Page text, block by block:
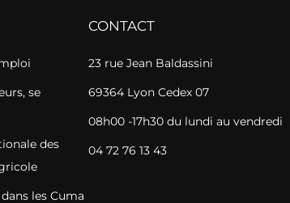
se
des
les Cuma
CONTACT
23 rue Jean Baldassini
69364 Lyon Cedex 07
08h00 -17h30 du lundi au vendredi
04 72 76 13 43